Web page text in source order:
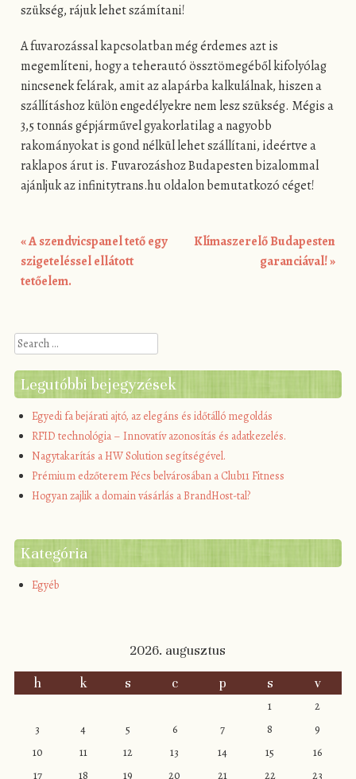
szükség, rájuk lehet számítani!
A fuvarozással kapcsolatban még érdemes azt is
megemlíteni, hogy a teherautó össztömegéből kifolyólag
nincsenek felárak, amit az alapárba kalkulálnak, hiszen a
szállításhoz külön engedélyekre nem lesz szükség. Mégis a
3,5 tonnás gépjárművel gyakorlatilag a nagyobb
rakományokat is gond nélkül lehet szállítani, ideértve a
raklapos árut is. Fuvarozáshoz Budapesten bizalommal
ajánljuk az infinitytrans.hu oldalon bemutatkozó céget!
Post navigation
«A szendvicspanel tető egy
szigeteléssel ellátott
tetőelem.
Klímaszerelő Budapesten
garanciával!»
Search
Legutóbbi bejegyzések
Egyedi fa bejárati ajtó, az elegáns és időtálló megoldás
RFID technológia – Innovatív azonosítás és adatkezelés.
Nagytakarítás a HW Solution segítségével.
Prémium edzőterem Pécs belvárosában a Club11 Fitness
Hogyan zajlik a domain vásárlás a BrandHost-tal?
Kategória
Egyéb
2026. augusztus
h
k s c p s v
1
2
3
4 5 6 7 8
9
10
11 12 13 14 15
16
17
18 19 20 21 22 23